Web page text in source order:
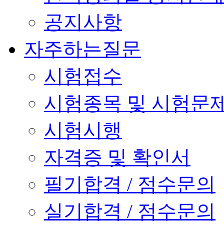
공지사항
자주하는질문
시험접수
시험종목 및 시험문
시험시행
자격증 및 확인서
필기합격 / 점수문의
실기합격 / 점수문의